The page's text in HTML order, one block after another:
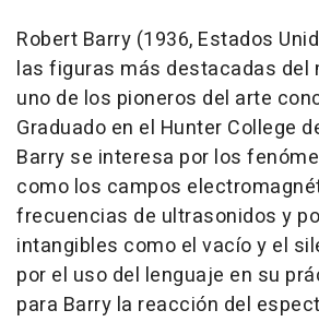
Robert Barry (1936, Estados
las figuras más destacadas del
uno de los pioneros del arte
Graduado en el Hunter College
Barry se interesa por los
como los campos
frecuencias de ultrasonidos y
intangibles como el vacío y el
por el uso del lenguaje en su
para Barry la reacción del